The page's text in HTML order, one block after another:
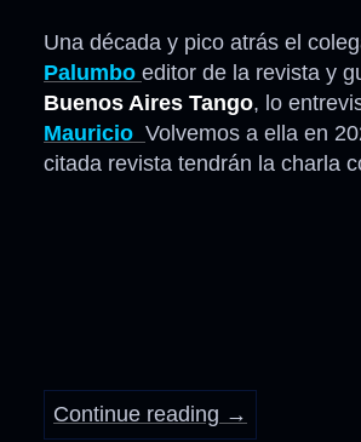
Una década y pico atrás el
Palumbo editor de la revista y
Buenos Aires Tango, lo
Mauricio Volvemos a ella en
citada revista tendrán la charla
Continue reading →